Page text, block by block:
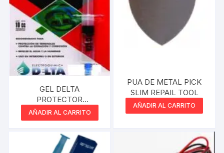
GEL DELTA
PROTECTOR
CONECTORES
TELEFÓNICOS
VIDEOCABLE
AÑADIR AL CARRITO
PUA DE METAL PICK
SLIM REPAIL TOOL
AÑADIR AL CARRITO